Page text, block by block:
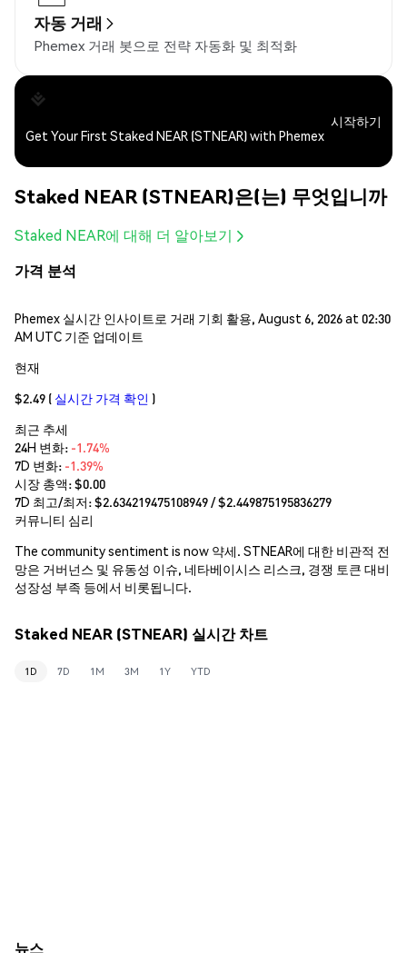
자동 거래
Phemex 거래 봇으로 전략 자동화 및 최적화
Get Your First Staked NEAR (STNEAR) with Phemex
시작하기
Staked NEAR (STNEAR)은(는) 무엇입니까
Staked NEAR에 대해 더 알아보기
가격 분석
Phemex 실시간 인사이트로 거래 기회 활용, August 6, 2026 at 02:30
AM UTC 기준 업데이트
현재
$2.49 ( 실시간 가격 확인 )
최근 추세
24H 변화: -1.74%
7D 변화: -1.39%
시장 총액:$0.00
7D 최고/최저: $2.634219475108949/ $2.449875195836279
커뮤니티 심리
The community sentiment is now 약세. STNEAR에 대한 비관적 전
망은 거버넌스 및 유동성 이슈, 네타베이시스 리스크, 경쟁 토큰 대비
성장성 부족 등에서 비롯됩니다.
Staked NEAR (STNEAR) 실시간 차트
1D 7D 1M 3M 1Y YTD
뉴스